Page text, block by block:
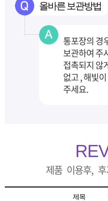
올바른 보관방법
통포장의 경
보관하여 주
접촉되지 않
없고 , 해빛
주세요.
제품 이용후,
제목